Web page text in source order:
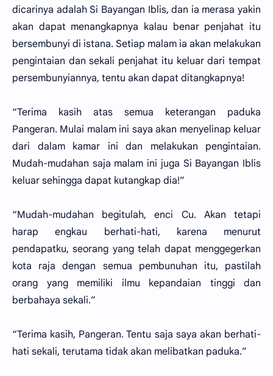
dicarinya adalah Si Bayangan Iblis, dan ia merasa yakin
akan dapat menangkapnya kalau benar penjahat itu
bersembunyi di istana. Setiap malam ia akan melakukan
pengintaian dan sekali penjahat itu keluar dari tempat
persembunyiannya, tentu akan dapat ditangkapnya!
“Terima kasih atas semua keterangan paduka
Pangeran. Mulai malam ini saya akan menyelinap keluar
dari dalam kamar ini dan melakukan pengintaian.
Mudah-mudahan saja malam ini juga Si Bayangan Iblis
keluar sehingga dapat kutangkap dia!”
“Mudah-mudahan begitulah, enci Cu. Akan tetapi
harap engkau berhati-hati, karena menurut
pendapatku, seorang yang telah dapat menggegerkan
kota raja dengan semua pembunuhan itu, pastilah
orang yang memiliki ilmu kepandaian tinggi dan
berbahaya sekali.”
“Terima kasih, Pangeran. Tentu saja saya akan berhati-
hati sekali, terutama tidak akan melibatkan paduka.”